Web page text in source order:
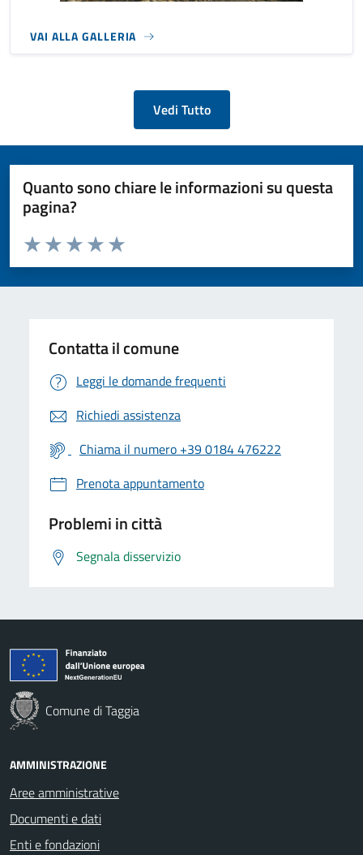
VAI ALLA GALLERIA
Vedi Tutto
Quanto sono chiare le informazioni su questa
pagina?
Valuta da 1 a 5 stelle la pagina
Valuta 5 stelle su 5
Valuta 4 stelle su 5
Valuta 3 stelle su 5
Valuta 2 stelle su 5
Valuta 1 stelle su 5
Contatta il comune
Leggi le domande frequenti
Richiedi assistenza
Chiama il numero +39 0184 476222
Prenota appuntamento
Problemi in città
Segnala disservizio
Comune di Taggia
AMMINISTRAZIONE
Aree amministrative
Documenti e dati
Enti e fondazioni